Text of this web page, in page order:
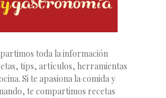
toda la información
tips, artículos, herramientas
Si te apasiona la comida y
te compartimos recetas